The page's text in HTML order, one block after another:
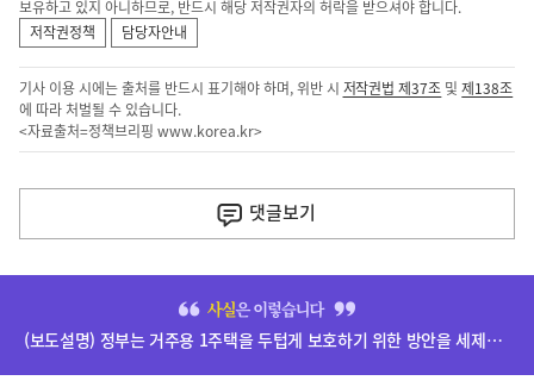
보유하고 있지 아니하므로, 반드시 해당 저작권자의 허락을 받으셔야 합니다.
저작권정책
담당자안내
기사 이용 시에는 출처를 반드시 표기해야 하며, 위반 시 저작권법 제37조 및제138조
에 따라 처벌될 수 있습니다.
<자료출처=정책브리핑 www.korea.kr>
다
음
기
사
댓글보기
배
(보도설명) 정부는 거주용 1주택을 두텁게 보호하기 위한 방안을 세제개편안에 담았습니다.